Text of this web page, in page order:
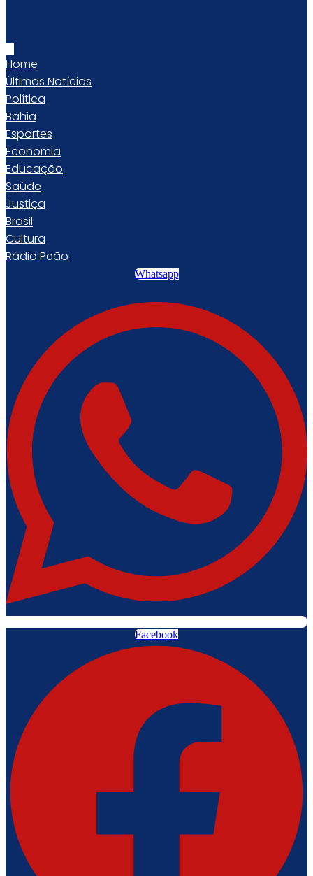
Home
Últimas Notícias
Política
Bahia
Esportes
Economia
Educação
Saúde
Justiça
Brasil
Cultura
Rádio Peão
Whatsapp
Facebook